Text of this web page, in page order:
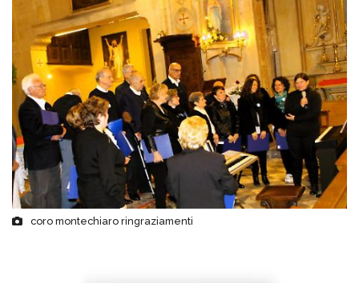
coro montechiaro ringraziamenti